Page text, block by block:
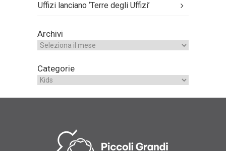
Uffizi lanciano ‘Terre degli Uffizi’
Archivi
Categorie